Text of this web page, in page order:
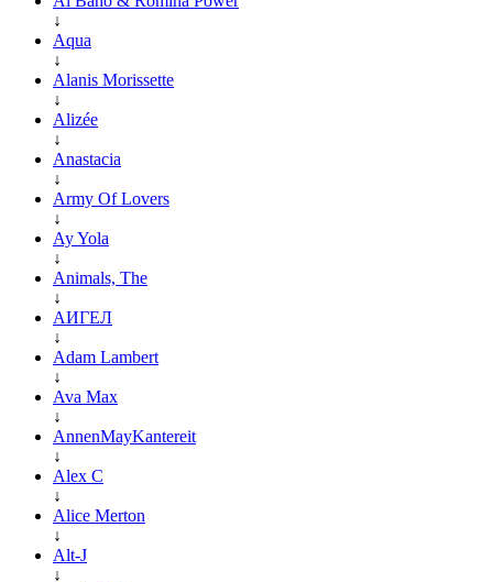
↓
Aqua
↓
Alanis Morissette
↓
Alizée
↓
Anastacia
↓
Army Of Lovers
↓
Ay Yola
↓
Animals, The
↓
АИГЕЛ
↓
Adam Lambert
↓
Ava Max
↓
AnnenMayKantereit
↓
Alex C
↓
Alice Merton
↓
Alt-J
↓